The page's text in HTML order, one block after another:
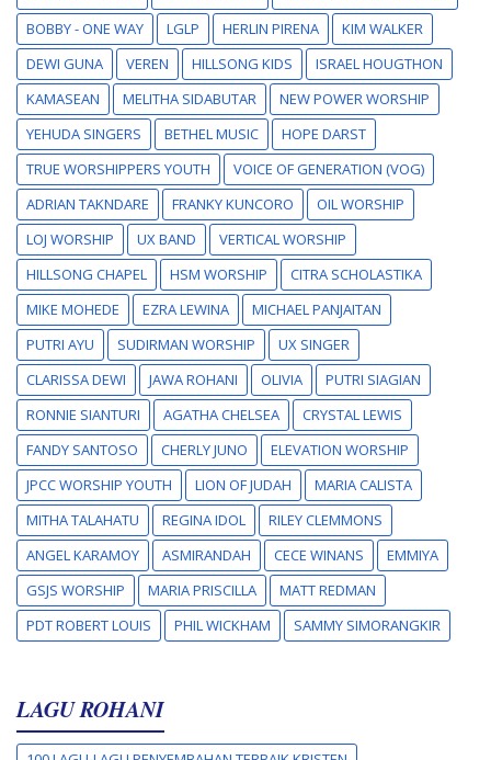
BOBBY - ONE WAY
LGLP HERLIN PIRENA
KIM WALKER
DEWI GUNA
VEREN HILLSONG KIDS
ISRAEL HOUGTHON
KAMASEAN
MELITHA SIDABUTAR
NEW POWER WORSHIP
YEHUDA SINGERS
BETHEL MUSIC
HOPE DARST
TRUE WORSHIPPERS YOUTH
VOICE OF GENERATION (VOG)
ADRIAN TAKNDARE
FRANKY KUNCORO
OIL WORSHIP
LOJ WORSHIP
UX BAND
VERTICAL WORSHIP
HILLSONG CHAPEL
HSM WORSHIP
CITRA SCHOLASTIKA
MIKE MOHEDE
EZRA LEWINA
MICHAEL PANJAITAN
PUTRI AYU
SUDIRMAN WORSHIP
UX SINGER
CLARISSA DEWI
JAWA ROHANI OLIVIA
PUTRI SIAGIAN
RONNIE SIANTURI
AGATHA CHELSEA
CRYSTAL LEWIS
FANDY SANTOSO
CHERLY JUNO
ELEVATION WORSHIP
JPCC WORSHIP YOUTH
LION OF JUDAH
MARIA CALISTA
MITHA TALAHATU
REGINA IDOL
RILEY CLEMMONS
ANGEL KARAMOY
ASMIRANDAH CECE WINANS
EMMIYA
GSJS WORSHIP
MARIA PRISCILLA
MATT REDMAN
PDT ROBERT LOUIS
PHIL WICKHAM SAMMY SIMORANGKIR
LAGU ROHANI